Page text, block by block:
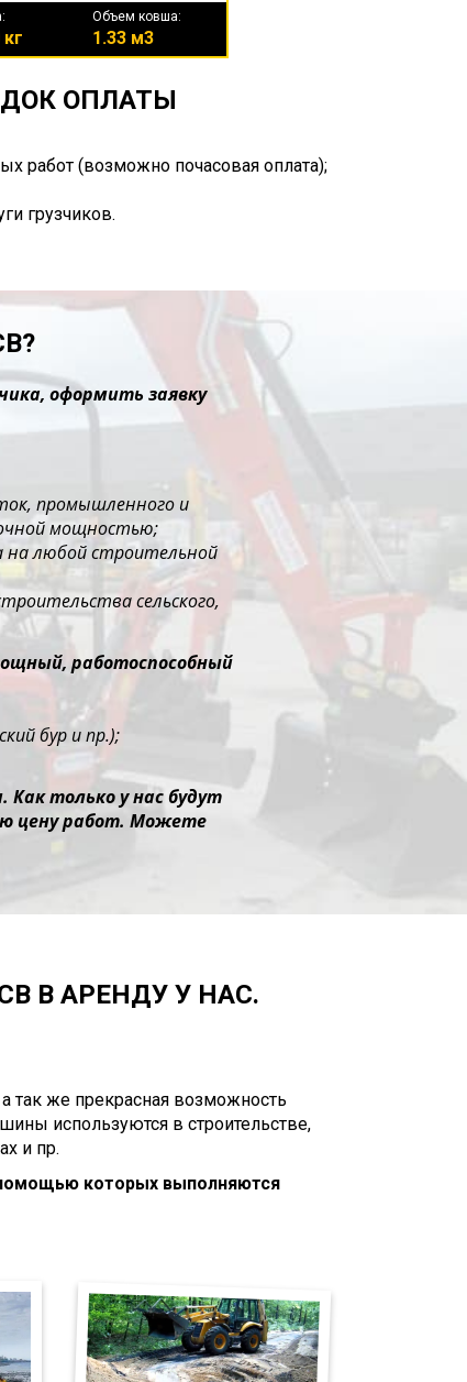
Объем ковша:
1.33 м3
ОПЛАТЫ
работ (возможно почасовая оплата);
грузчиков.
оформить заявку
промышленного и
мощностью;
на любой строительной
сельского,
работоспособный
бур и пр.);
только у нас будут
цену работ. Можете
В АРЕНДУ У НАС.
так же прекрасная возможность
используются в строительстве,
и пр.
которых выполняются